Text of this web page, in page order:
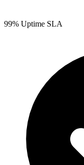
99% Uptime SLA